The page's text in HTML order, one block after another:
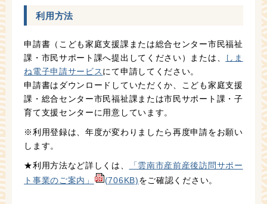
利用方法
申請書（こども家庭支援課または総合センター市民福祉
課・市民サポート課へ提出してください）または、
しま
ね電子申請サービスにて申請してください。
申請書はダウンロードしていただくか、こども家庭支援
課・総合センター市民福祉課または市民サポート課・子
育て支援センターに用意しています。
※利用登録は、年度が変わりましたら再度申請をお願い
します。
★利用方法など詳しくは、
「雲南市産前産後訪問サポー
ト事業のご案内」
(706KB)をご確認ください。